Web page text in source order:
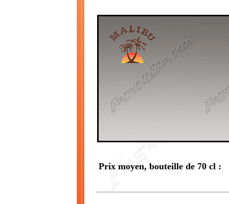
Prix moyen, bouteille de 70 cl :